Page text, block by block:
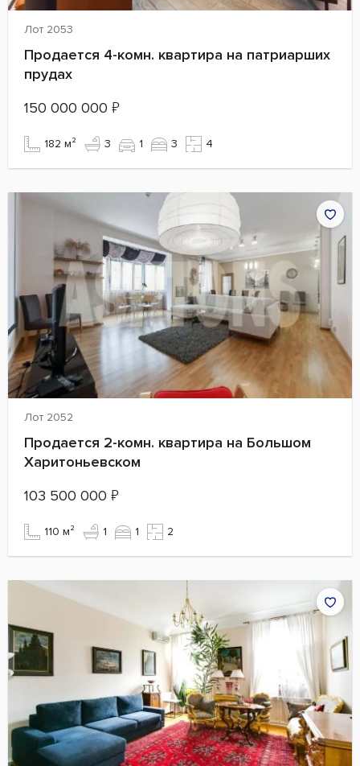
Лот 2053
Продается 4-комн. квартира на патриарших
прудах
150 000 000 ₽
182 м² 3 1 3 4
Лот 2052
Продается 2-комн. квартира на Большом
Харитоньевском
103 500 000 ₽
110 м² 1 1 2